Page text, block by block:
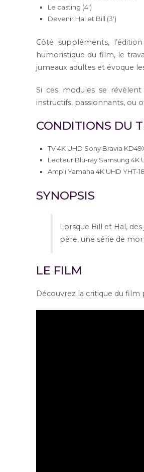
Le casting (4′)
Devenir Hal et Bill (3′)
Côté suppléments,
humoristique du film, le
jumeaux adultes et évoque
Si ces modules se
instructifs, passionnants, ou
CONDITIONS DU
TV 4K UHD Sony Bravia
Lecteur Blu-ray Samsung 4K
Ampli Yamaha 4K UHD YHT-
SYNOPSIS
Lorsque Bill et Hal,
père, une série de
LE FILM
Découvrez la critique du film